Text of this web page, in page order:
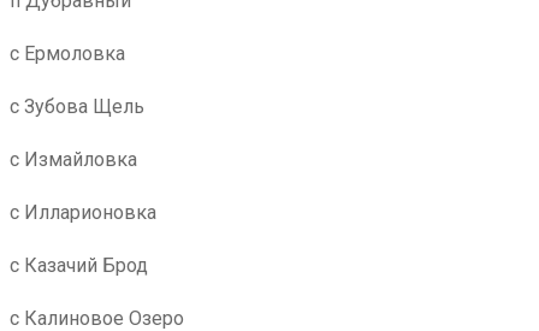
с Ермоловка
с Зубова Щель
с Измайловка
с Илларионовка
с Казачий Брод
с Калиновое Озеро